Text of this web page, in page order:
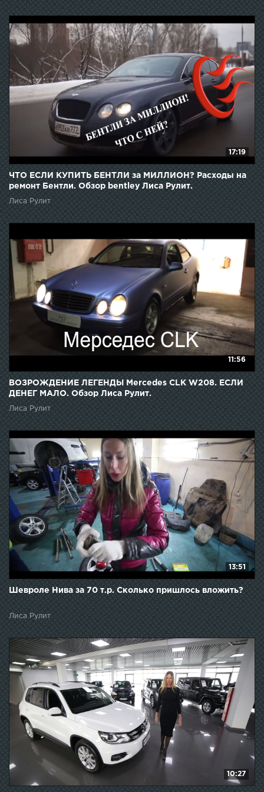
17:19
ЧТО ЕСЛИ КУПИТЬ БЕНТЛИ за МИЛЛИОН? Расходы на
ремонт Бентли. Обзор bentley Лиса Рулит.
Лиса Рулит
11:56
ВОЗРОЖДЕНИЕ ЛЕГЕНДЫ Mercedes CLK W208. ЕСЛИ
ДЕНЕГ МАЛО. Обзор Лиса Рулит.
Лиса Рулит
13:51
Шевроле Нива за 70 т.р. Сколько пришлось вложить?
Лиса Рулит
10:27